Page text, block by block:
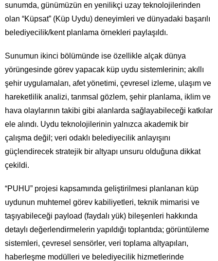
sunumda, günümüzün en yenilikçi uzay teknolojilerinden
olan “Küpsat” (Küp Uydu) deneyimleri ve dünyadaki başarılı
belediyecilik/kent planlama örnekleri paylaşıldı.
Sunumun ikinci bölümünde ise özellikle alçak dünya
yörüngesinde görev yapacak küp uydu sistemlerinin; akıllı
şehir uygulamaları, afet yönetimi, çevresel izleme, ulaşım ve
hareketlilik analizi, tarımsal gözlem, şehir planlama, iklim ve
hava olaylarının takibi gibi alanlarda sağlayabileceği katkılar
ele alındı. Uydu teknolojilerinin yalnızca akademik bir
çalışma değil; veri odaklı belediyecilik anlayışını
güçlendirecek stratejik bir altyapı unsuru olduğuna dikkat
çekildi.
“PUHU” projesi kapsamında geliştirilmesi planlanan küp
uydunun muhtemel görev kabiliyetleri, teknik mimarisi ve
taşıyabileceği payload (faydalı yük) bileşenleri hakkında
detaylı değerlendirmelerin yapıldığı toplantıda; görüntüleme
sistemleri, çevresel sensörler, veri toplama altyapıları,
haberleşme modülleri ve belediyecilik hizmetlerinde